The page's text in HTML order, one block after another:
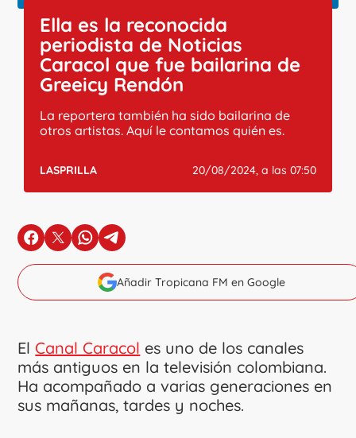
Ella es la reconocida
periodista de Noticias
Caracol que fue bailarina de
Greeicy Rendón
La reportera también ha sido bailarina de
otros artistas. Aquí le contamos quién es.
LASPRILLA 20/08/2024, a las 07:50
en Facebook
en Xen Whatsapp
en Telegram
Añadir Tropicana FM en Google
El Canal Caracol es uno de los canales
más antiguos en la televisión colombiana.
Ha acompañado a varias generaciones en
sus mañanas, tardes y noches.